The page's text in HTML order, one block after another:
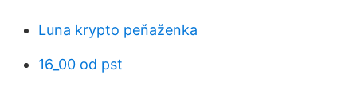
Luna krypto peňaženka
16_00 od pst